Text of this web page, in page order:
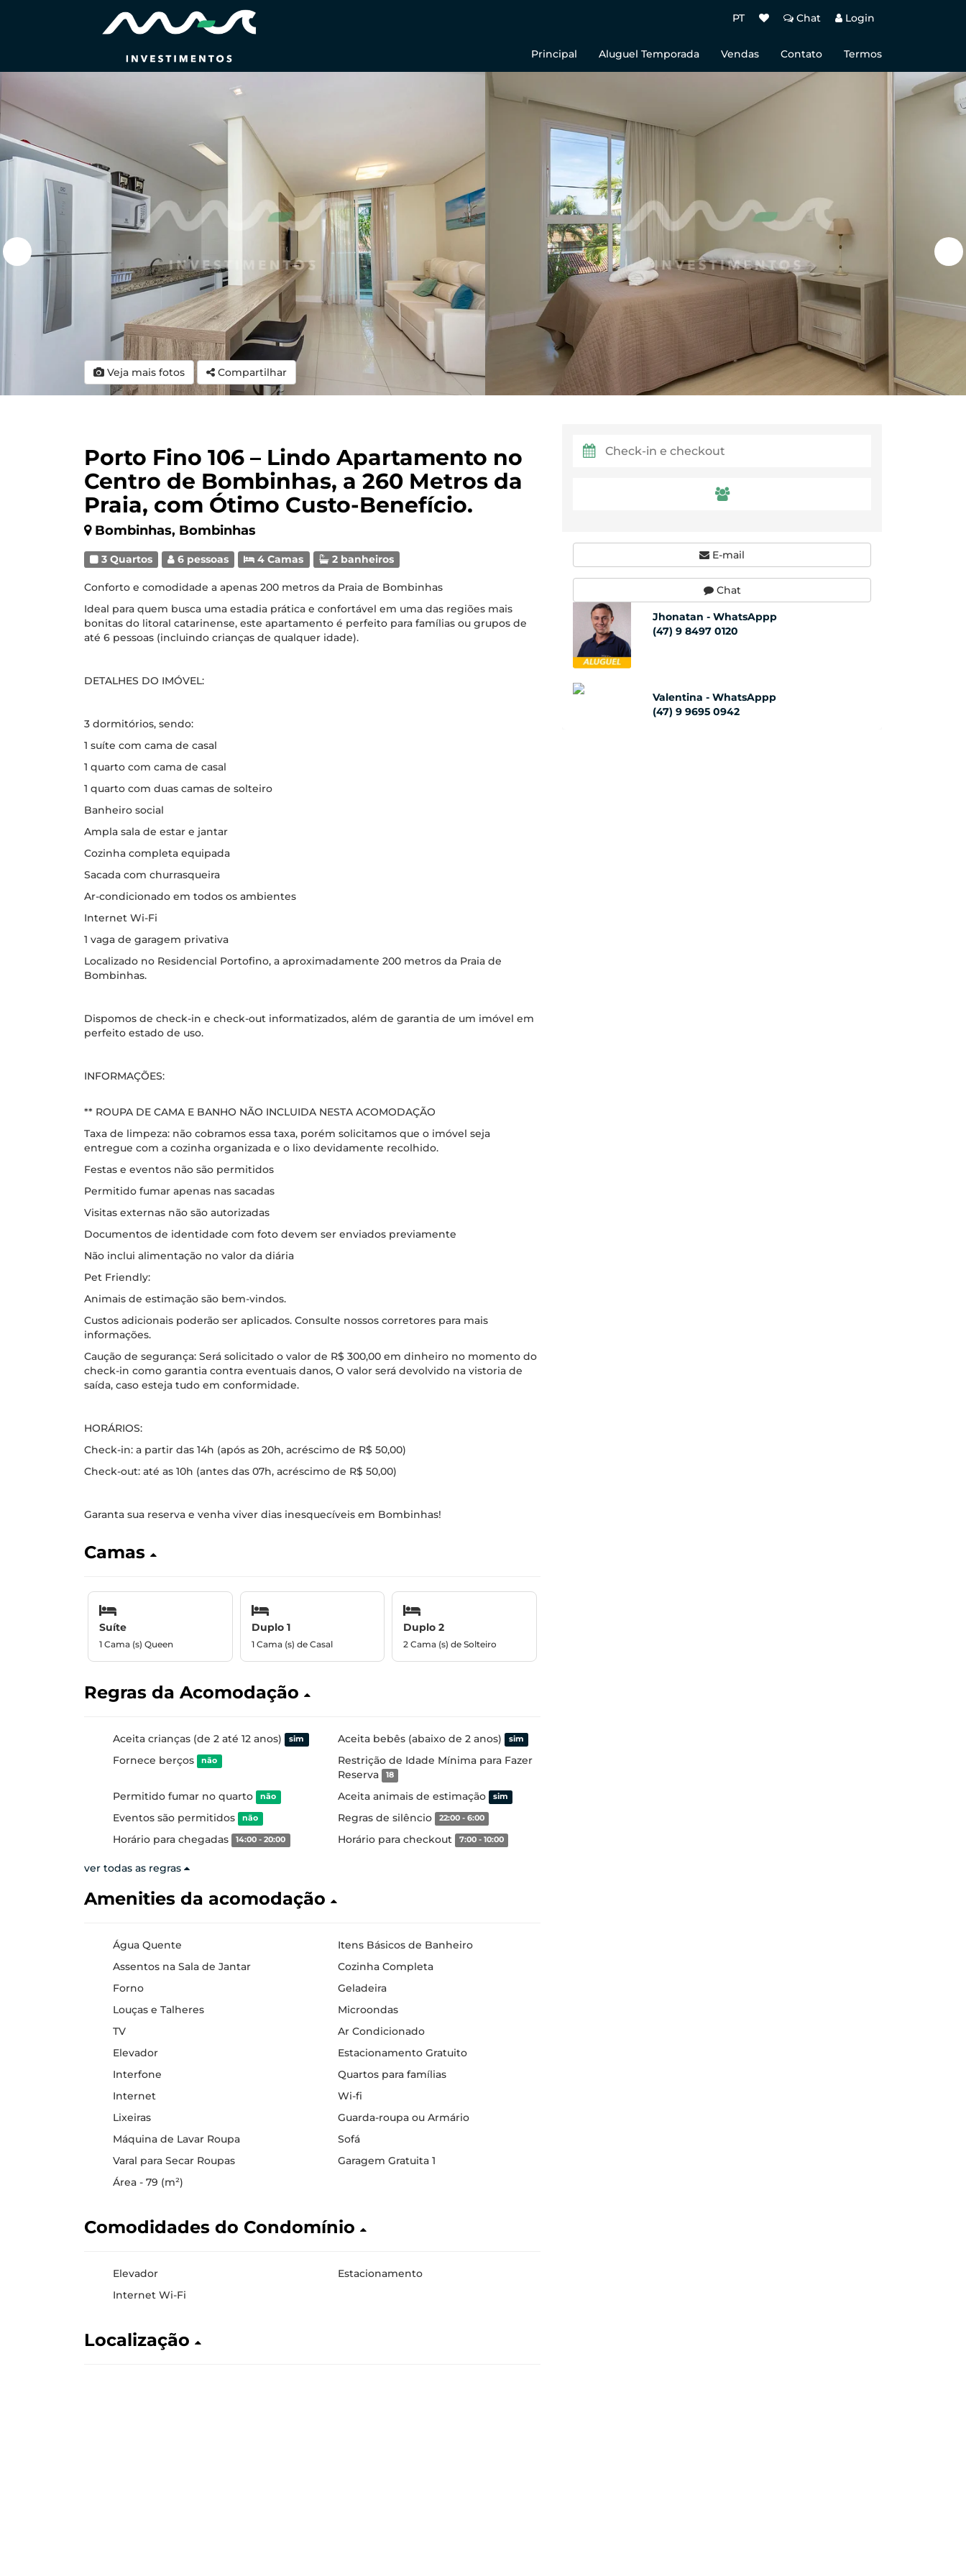
PT Chat Login
Principal Aluguel Temporada Vendas Contato Termos
Veja mais fotos Compartilhar
Porto Fino 106 – Lindo Apartamento no
Centro de Bombinhas, a 260 Metros da
Praia, com Ótimo Custo-Benefício.
Bombinhas, Bombinhas
3 Quartos 6 pessoas 4 Camas 2 banheiros
Conforto e comodidade a apenas 200 metros da Praia de Bombinhas
Ideal para quem busca uma estadia prática e confortável em uma das regiões mais
bonitas do litoral catarinense, este apartamento é perfeito para famílias ou grupos de
até 6 pessoas (incluindo crianças de qualquer idade).
DETALHES DO IMÓVEL:
3 dormitórios, sendo:
1 suíte com cama de casal
1 quarto com cama de casal
1 quarto com duas camas de solteiro
Banheiro social
Ampla sala de estar e jantar
Cozinha completa equipada
Sacada com churrasqueira
Ar-condicionado em todos os ambientes
Internet Wi-Fi
1 vaga de garagem privativa
Localizado no Residencial Portofino, a aproximadamente 200 metros da Praia de
Bombinhas.
Dispomos de check-in e check-out informatizados, além de garantia de um imóvel em
perfeito estado de uso.
INFORMAÇÕES:
** ROUPA DE CAMA E BANHO NÃO INCLUIDA NESTA ACOMODAÇÃO
Taxa de limpeza: não cobramos essa taxa, porém solicitamos que o imóvel seja
entregue com a cozinha organizada e o lixo devidamente recolhido.
Festas e eventos não são permitidos
Permitido fumar apenas nas sacadas
Visitas externas não são autorizadas
Documentos de identidade com foto devem ser enviados previamente
Não inclui alimentação no valor da diária
Pet Friendly:
Animais de estimação são bem-vindos.
Custos adicionais poderão ser aplicados. Consulte nossos corretores para mais
informações.
Caução de segurança: Será solicitado o valor de R$ 300,00 em dinheiro no momento do
check-in como garantia contra eventuais danos, O valor será devolvido na vistoria de
saída, caso esteja tudo em conformidade.
HORÁRIOS:
Check-in: a partir das 14h (após as 20h, acréscimo de R$ 50,00)
Check-out: até as 10h (antes das 07h, acréscimo de R$ 50,00)
Garanta sua reserva e venha viver dias inesquecíveis em Bombinhas!
Camas
Suíte
1 Cama (s) Queen
Duplo 1
1 Cama (s) de Casal
Duplo 2
2 Cama (s) de Solteiro
Regras da Acomodação
Aceita crianças (de 2 até 12 anos) sim Aceita bebês (abaixo de 2 anos) sim
Fornece berços não
Restrição de Idade Mínima para Fazer
Reserva
18
Permitido fumar no quarto não Aceita animais de estimação sim
Eventos são permitidos não Regras de silêncio 22:00 - 6:00
Horário para chegadas 14:00 - 20:00 Horário para checkout 7:00 - 10:00
ver todas as regras
Amenities da acomodação
Água Quente
Itens Básicos de Banheiro
Assentos na Sala de Jantar
Cozinha Completa
Forno
Geladeira
Louças e Talheres
Microondas
TV
Ar Condicionado
Elevador
Estacionamento Gratuito
Interfone
Quartos para famílias
Internet
Wi-fi
Lixeiras
Guarda-roupa ou Armário
Máquina de Lavar Roupa
Sofá
Varal para Secar Roupas
Garagem Gratuita 1
Área - 79 (m²)
Comodidades do Condomínio
Elevador
Estacionamento
Internet Wi-Fi
Localização
E-mail
Chat
Jhonatan - WhatsAppp
(47) 9 8497 0120
Valentina - WhatsAppp
(47) 9 9695 0942